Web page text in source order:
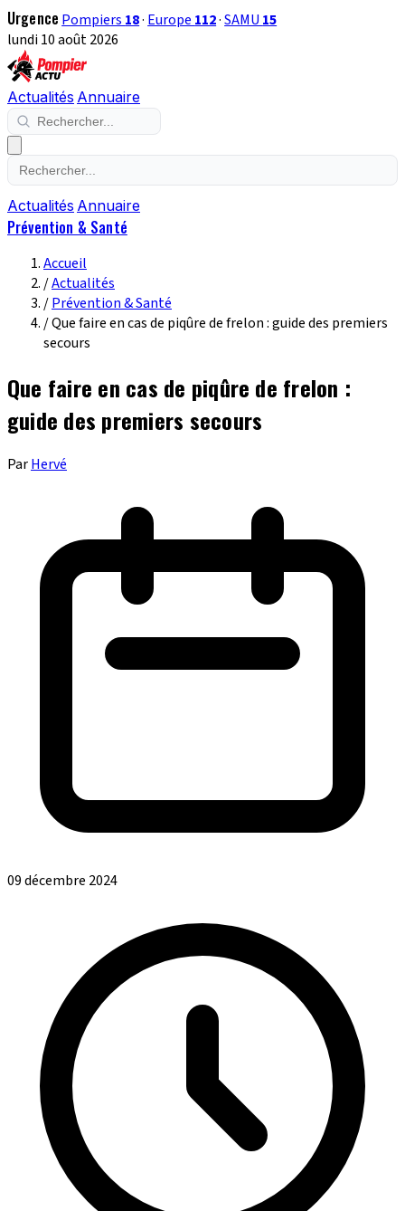
Urgence Pompiers 18· Europe 112·SAMU 15
lundi 10 août 2026
Actualités Annuaire
Actualités Annuaire
Prévention & Santé
Accueil
/Actualités
/Prévention & Santé
/Que faire en cas de piqûre de frelon : guide des premiers
secours
Que faire en cas de piqûre de frelon :
guide des premiers secours
ParHervé
09 décembre 2024